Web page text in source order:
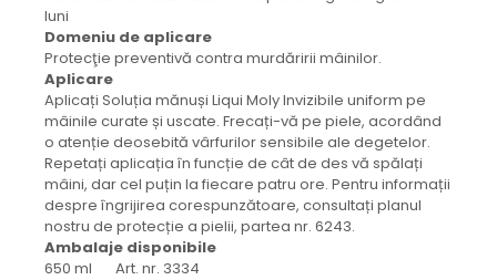
Electrice
Hidraulice
Motor electric si pompa hidraulica
Cilindru hidraulic si protectie
burduf
ERHEL - HYDRIS
Hidraulice
Electrice
Mecanice
Role, bucse si bolturi
luni
Domeniu de aplicare
Protecţie preventivă contra murdăririi mâinilor.
Aplicare
Aplicați Soluția mănuși Liqui Moly Invizibile uniform pe
mâinile curate și uscate. Frecați-vă pe piele, acordând
o atenție deosebită vârfurilor sensibile ale degetelor.
Repetați aplicația în funcție de cât de des vă spălați
mâini, dar cel puțin la fiecare patru ore. Pentru informații
despre îngrijirea corespunzătoare, consultați planul
nostru de protecție a pielii, partea nr. 6243.
Ambalaje disponibile
650 ml Art. nr. 3334